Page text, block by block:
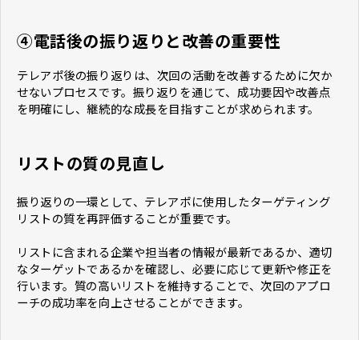
④電話後の振り返りと改善の重要性
テレアポ後の振り返りは、次回の活動を改善するために欠か
せないプロセスです。振り返りを通じて、成功要因や改善点
を明確にし、継続的な成長を目指すことが求められます。
リストの質の見直し
振り返りの一環として、テレアポに使用したターゲティング
リストの質を再評価することが重要です。
リストに含まれる企業や担当者の情報が最新であるか、適切
なターゲットであるかを確認し、必要に応じて更新や修正を
行います。質の高いリストを維持することで、次回のアプロ
ーチの成功率を向上させることができます。